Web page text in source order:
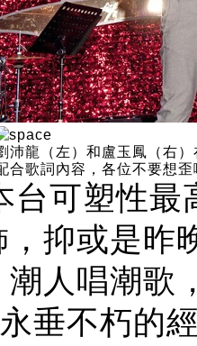
沛龍（左）和盧玉鳳（右
合歌詞內容，各位不要想歪
台可塑性最
抑或是昨
潮人唱潮歌
垂不朽的